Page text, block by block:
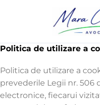
Politica de utilizare a
Politica de utilizare a
prevederile Legii nr. 506
electronice, fiecarui